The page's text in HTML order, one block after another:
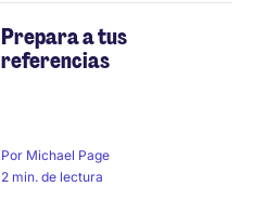
Prepara a tus
referencias
Por Michael Page
2 min. de lectura